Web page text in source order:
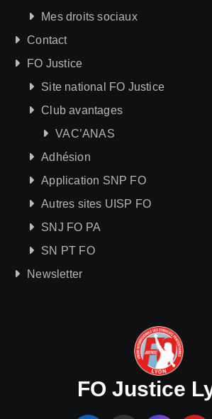
Mes droits sociaux
Contact
FO Justice
Site national FO Justice
Club avantages
VAC’ANAS
Adhésion
Application SNP FO
Autres sites UISP FO
SNJ FO PA
SN PT FO
Newsletter
FO Justice